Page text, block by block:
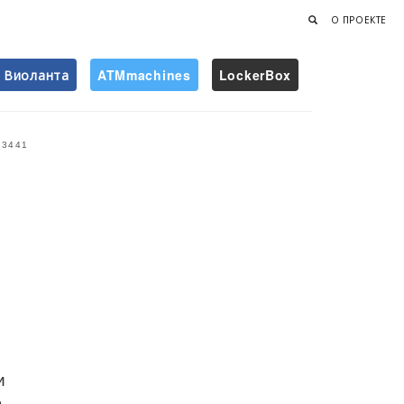
О ПРОЕКТЕ
Виоланта ATMmachines LockerBox
3441